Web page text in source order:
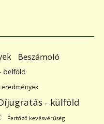
Beszámoló
belföld
eredmények
- külföld
Fertőző kevésvérűség